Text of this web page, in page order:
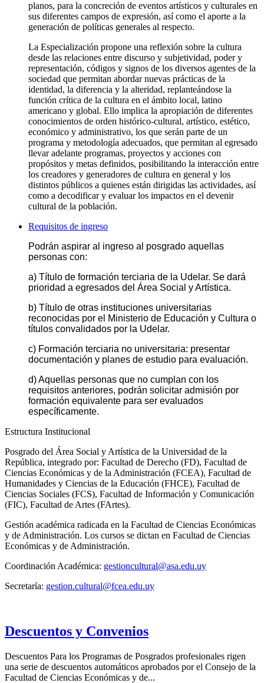
planos, para la concreción de eventos artísticos y culturales en
sus diferentes campos de expresión, así como el aporte a la
generación de políticas generales al respecto.
La Especialización propone una reflexión sobre la cultura
desde las relaciones entre discurso y subjetividad, poder y
representación, códigos y signos de los diversos agentes de la
sociedad que permitan abordar nuevas prácticas de la
identidad, la diferencia y la alteridad, replanteándose la
función crítica de la cultura en el ámbito local, latino
americano y global. Ello implica la apropiación de diferentes
conocimientos de orden histórico-cultural, artístico, estético,
económico y administrativo, los que serán parte de un
programa y metodología adecuados, que permitan al egresado
llevar adelante programas, proyectos y acciones con
propósitos y metas definidos, posibilitando la interacción entre
los creadores y generadores de cultura en general y los
distintos públicos a quienes están dirigidas las actividades, así
como a decodificar y evaluar los impactos en el devenir
cultural de la población.
Requisitos de ingreso
Podrán aspirar al ingreso al posgrado aquellas
personas con:
a) Título de formación terciaria de la Udelar. Se dará
prioridad a egresados del Área Social y Artística.
b) Título de otras instituciones universitarias
reconocidas por el Ministerio de Educación y Cultura o
títulos convalidados por la Udelar.
c) Formación terciaria no universitaria: presentar
documentación y planes de estudio para evaluación.
d) Aquellas personas que no cumplan con los
requisitos anteriores, podrán solicitar admisión por
formación equivalente para ser evaluados
específicamente.
Estructura Institucional
Posgrado del Área Social y Artística de la Universidad de la
República, integrado por: Facultad de Derecho (FD), Facultad de
Ciencias Económicas y de la Administración (FCEA), Facultad de
Humanidades y Ciencias de la Educación (FHCE), Facultad de
Ciencias Sociales (FCS), Facultad de Información y Comunicación
(FIC), Facultad de Artes (FArtes).
Gestión académica radicada en la Facultad de Ciencias Económicas
y de Administración. Los cursos se dictan en Facultad de Ciencias
Económicas y de Administración.
Coordinación Académica: gestioncultural@asa.edu.uy
Secretaría: gestion.cultural@fcea.edu.uy
Descuentos y Convenios
Descuentos Para los Programas de Posgrados profesionales rigen
una serie de descuentos automáticos aprobados por el Consejo de la
Facultad de Ciencias Económicas y de...